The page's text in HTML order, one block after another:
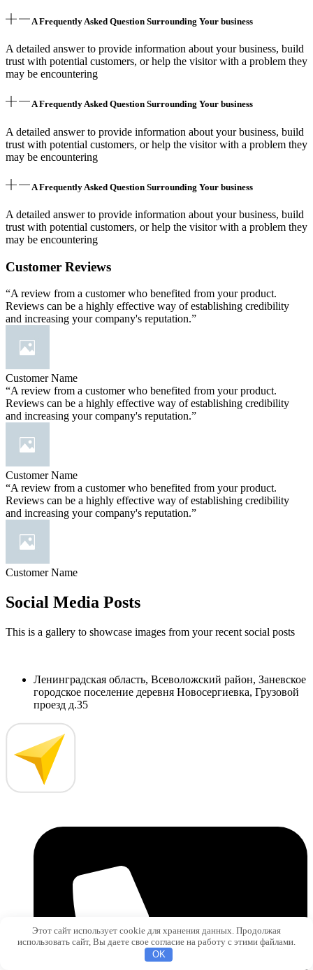
A Frequently Asked Question Surrounding Your business
A detailed answer to provide information about your business, build
trust with potential customers, or help the visitor with a problem they
may be encountering
A Frequently Asked Question Surrounding Your business
A detailed answer to provide information about your business, build
trust with potential customers, or help the visitor with a problem they
may be encountering
A Frequently Asked Question Surrounding Your business
A detailed answer to provide information about your business, build
trust with potential customers, or help the visitor with a problem they
may be encountering
Customer Reviews
“A review from a customer who benefited from your product.
Reviews can be a highly effective way of establishing credibility
and increasing your company's reputation.”
Customer Name
“A review from a customer who benefited from your product.
Reviews can be a highly effective way of establishing credibility
and increasing your company's reputation.”
Customer Name
“A review from a customer who benefited from your product.
Reviews can be a highly effective way of establishing credibility
and increasing your company's reputation.”
Customer Name
Social Media Posts
This is a gallery to showcase images from your recent social posts
Ленинградская область, Всеволожский район, Заневское
городское поселение деревня Новосергиевка, Грузовой
проезд д.35
Этот сайт использует cookie для хранения данных. Продолжая
использовать сайт, Вы даете свое согласие на работу с этими файлами.
OK